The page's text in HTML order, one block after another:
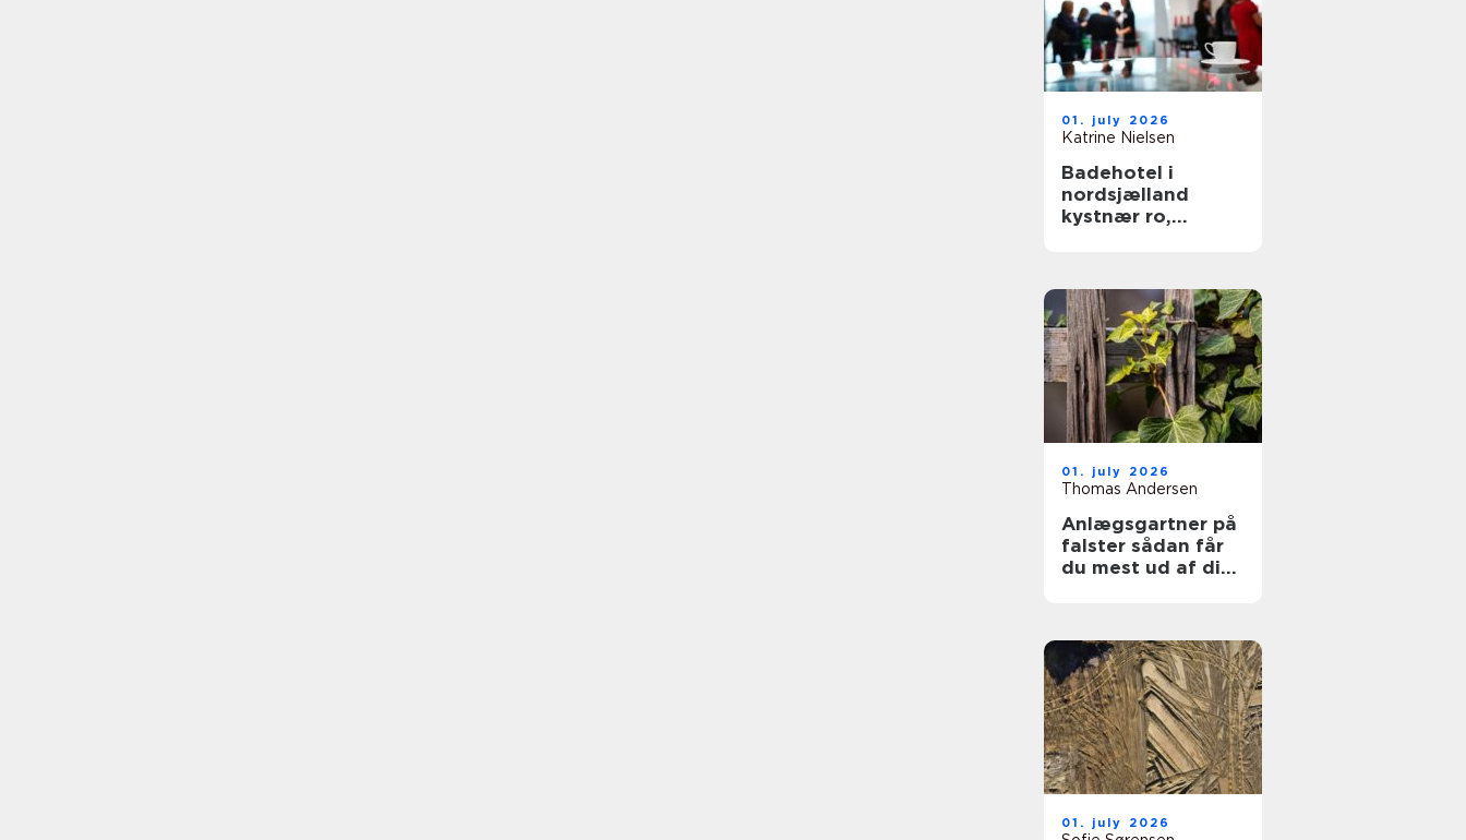
01. july 2026
Katrine Nielsen
Badehotel i
nordsjælland
kystnær ro,
01. july 2026
Thomas Andersen
Anlægsgartner på
falster sådan får
du mest ud af din
01. july 2026